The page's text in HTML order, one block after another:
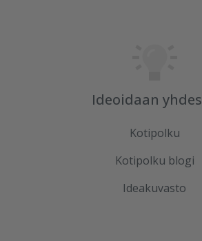
Ideoidaan
Kotipolku
Kotipolku blogi
Ideakuvasto